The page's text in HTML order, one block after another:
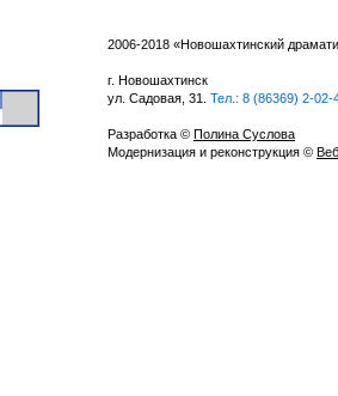
2006-2018 «Новошахтинский
г. Новошахтинск
ул. Садовая, 31. Тел.: 8 (86369) 2-02-
Разработка © Полина Суслова
Модернизация и реконструкция ©